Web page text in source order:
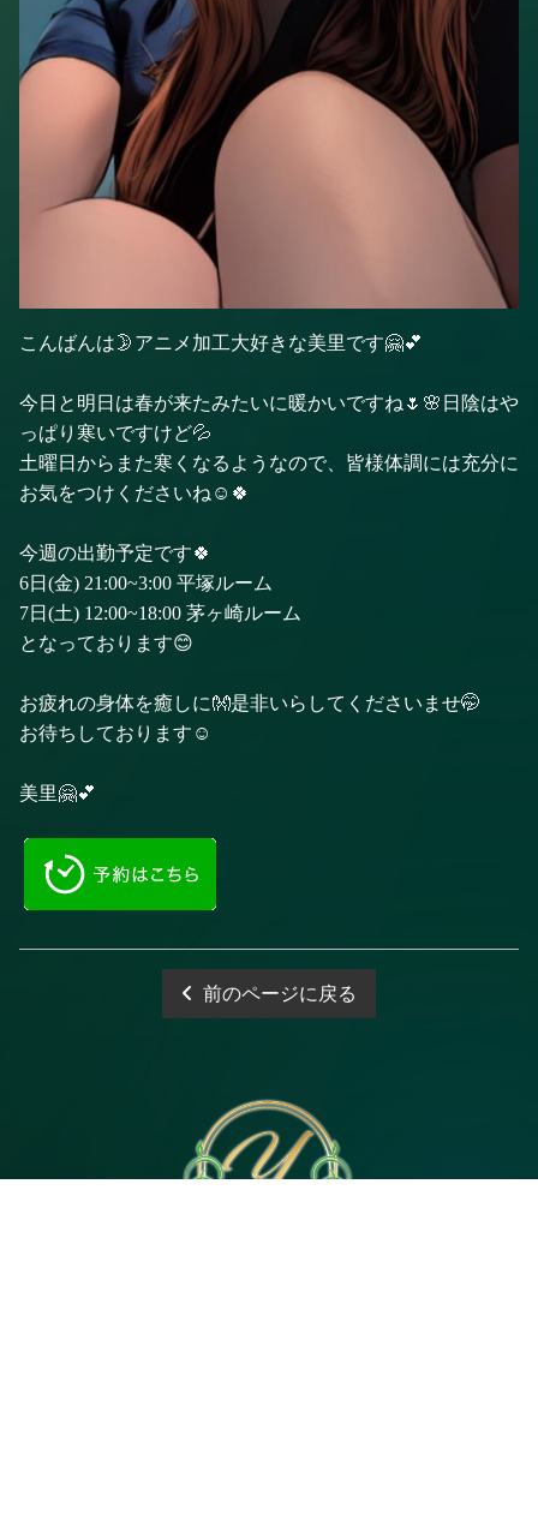
こんばんは🌛アニメ加工大好きな美里です🤗💕
今日と明日は春が来たみたいに暖かいですね🌷🌸日陰はや
っぱり寒いですけど💦
土曜日からまた寒くなるようなので、皆様体調には充分に
お気をつけくださいね☺️🍀
今週の出勤予定です🍀
6日(金) 21:00~3:00 平塚ルーム
7日(土) 12:00~18:00 茅ヶ崎ルーム
となっております😊
お疲れの身体を癒しに👐是非いらしてくださいませ🤭
お待ちしております☺️
美里🤗💕
前のページに戻る